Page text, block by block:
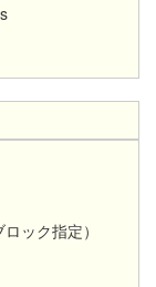
ック指定）